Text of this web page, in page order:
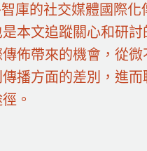
庫的社交媒體國際化
本文追蹤關心和研討
佈帶來的機會，從微
播方面的差別，進而
。